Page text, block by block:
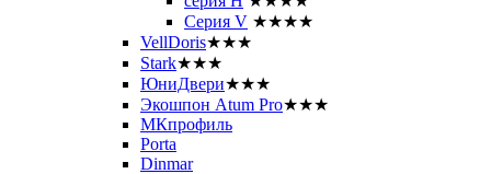
Серия V ★★★★
VellDoris★★★
Stark★★★
ЮниДвери★★★
Экошпон Atum Pro★★★
МКпрофиль
Porta
Dinmar